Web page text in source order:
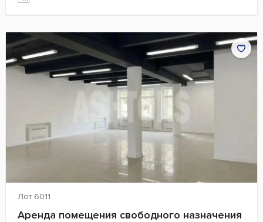
Лот 6011
Аренда помещения свободного назначения